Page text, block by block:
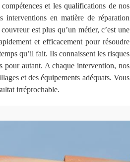
et les qualifications de nos
interventions en matière de réparation
est plus qu’un métier, c’est une
et efficacement pour résoudre
qu’il fait. Ils connaissent les risques
pour autant. A chaque intervention, nos
et des équipements adéquats. Vous
irréprochable.